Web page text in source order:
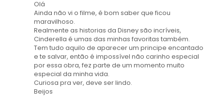
Olá
Ainda não vi o filme, é bom saber que ficou
maravilhoso.
Realmente as historias da Disney são incríveis,
Cinderella é umas das minhas favoritas também.
Tem tudo aquilo de aparecer um principe encantado
e te salvar, então é impossível não carinho especial
por essa obra, fez parte de um momento muito
especial da minha vida.
Curiosa pra ver, deve ser lindo.
Beijos